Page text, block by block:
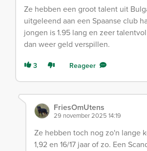
Ze hebben een groot talent uit
uitgeleend aan een Spaanse club
jongen is 1.95 lang en zeer
dan weer geld verspillen.
3 Reageer
FriesOmUtens
29 november 2025 14:19
Ze hebben toch nog zo'n lange
1,92 en 16/17 jaar of zo. Een